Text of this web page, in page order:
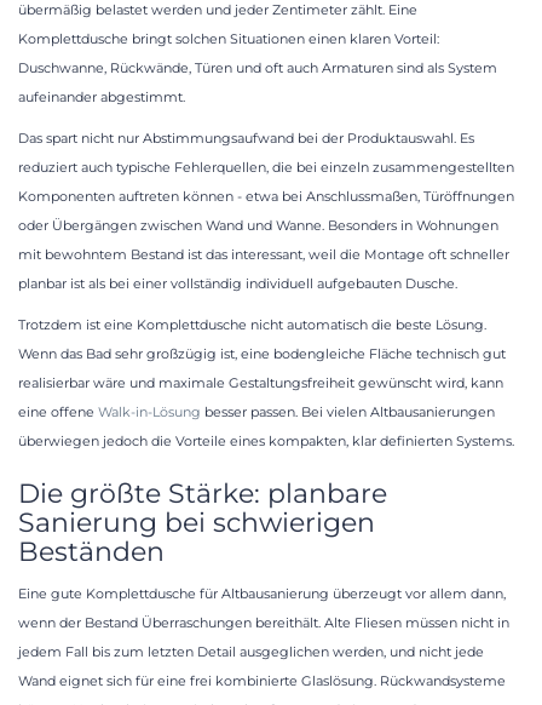
übermäßig belastet werden und jeder Zentimeter zählt. Eine
Komplettdusche bringt solchen Situationen einen klaren Vorteil:
Duschwanne, Rückwände, Türen und oft auch Armaturen sind als System
aufeinander abgestimmt.
Das spart nicht nur Abstimmungsaufwand bei der Produktauswahl. Es
reduziert auch typische Fehlerquellen, die bei einzeln zusammengestellten
Komponenten auftreten können - etwa bei Anschlussmaßen, Türöffnungen
oder Übergängen zwischen Wand und Wanne. Besonders in Wohnungen
mit bewohntem Bestand ist das interessant, weil die Montage oft schneller
planbar ist als bei einer vollständig individuell aufgebauten Dusche.
Trotzdem ist eine Komplettdusche nicht automatisch die beste Lösung.
Wenn das Bad sehr großzügig ist, eine bodengleiche Fläche technisch gut
realisierbar wäre und maximale Gestaltungsfreiheit gewünscht wird, kann
eine offene Walk-in-Lösung besser passen. Bei vielen Altbausanierungen
überwiegen jedoch die Vorteile eines kompakten, klar definierten Systems.
Die größte Stärke: planbare
Sanierung bei schwierigen
Beständen
Eine gute Komplettdusche für Altbausanierung überzeugt vor allem dann,
wenn der Bestand Überraschungen bereithält. Alte Fliesen müssen nicht in
jedem Fall bis zum letzten Detail ausgeglichen werden, und nicht jede
Wand eignet sich für eine frei kombinierte Glaslösung. Rückwandsysteme